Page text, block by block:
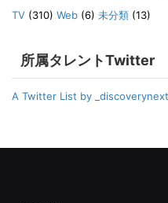
TV (310) Web (6) 未分類 (13)
所属タレントTwitter
A Twitter List by _discoverynext